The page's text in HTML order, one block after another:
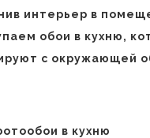
интерьер в
обои в кухню,
с окружающей
в кухню